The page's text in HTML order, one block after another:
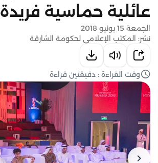
عائلية حماسية فريدة
الجمعة 15 يونيو 2018
نشر: المكتب الإعلامي لحكومة الشارقة
وقت القراءة : دقيقتين قراءة